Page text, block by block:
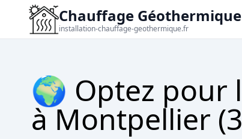
Chauffage Géothermique
installation-chauffage-geothermique.fr
🌍 Optez pour
à Montpellier